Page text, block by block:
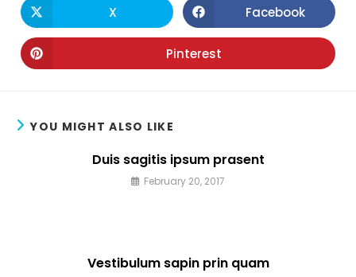
CONTENT
Opens
in
a
X Opens
in
a
Facebook
Opens
in
Pinterest
YOU MIGHT ALSO LIKE
Duis sagitis ipsum prasent
February 20, 2017
Vestibulum sapin prin quam